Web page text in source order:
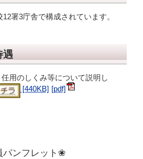
署3庁舎で構成されています。
遇
用のしくみ等について説明し
[440KB]
ンフレット ❀